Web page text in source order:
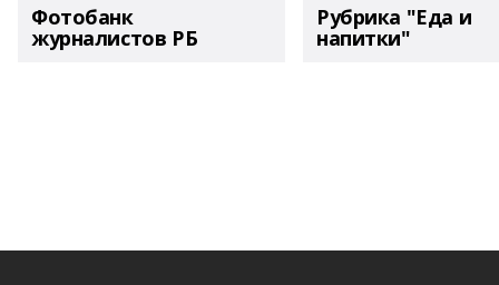
Фотобанк
журналистов РБ
Рубрика "Еда и
напитки"